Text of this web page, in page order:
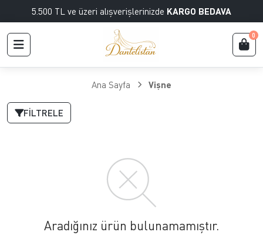
5.500 TL ve üzeri alışverişlerinizde KARGO BEDAVA
0
Ana Sayfa Vişne
FILTRELE
Aradığınız ürün bulunamamıştır.